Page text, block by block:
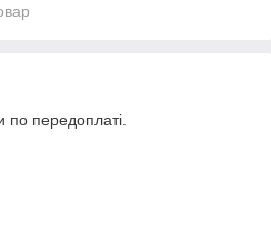
по передоплаті.